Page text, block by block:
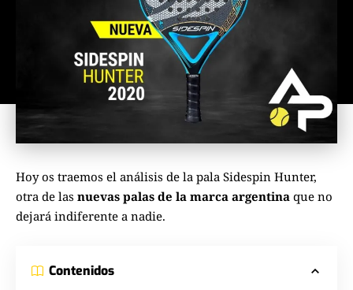
Hoy os traemos el análisis de la pala Sidespin Hunter,
otra de las nuevas palas de la marca argentina que no
dejará indiferente a nadie.
Contenidos